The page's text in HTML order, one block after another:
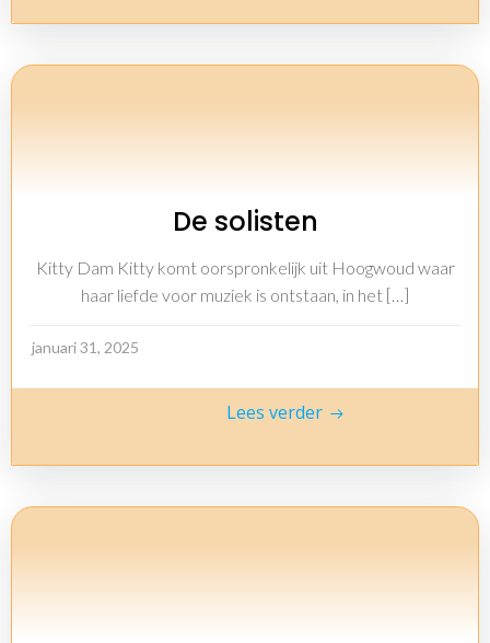
De solisten
Kitty Dam Kitty komt oorspronkelijk uit Hoogwoud waar
haar liefde voor muziek is ontstaan, in het […]
januari 31, 2025
Lees verder